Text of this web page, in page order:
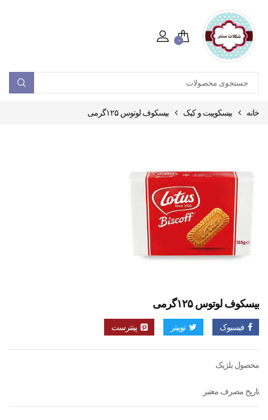
۰
خانه بیسکوییت و کیک بیسکوف لوتوس ۱۲۵گرمی
بیسکوف لوتوس ۱۲۵گرمی
فیسبوک توییتر پینترست
محصول بلژیک
تاریخ مصرف معتبر